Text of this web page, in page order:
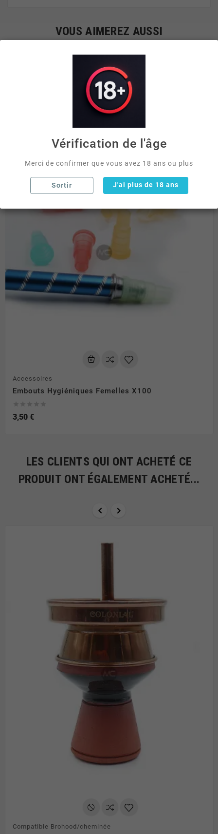
VOUS AIMEREZ AUSSI
Accessoires
Embouts Hygiéniques Femelles X100
3,50 €
LES CLIENTS QUI ONT ACHETÉ CE
PRODUIT ONT ÉGALEMENT ACHETÉ...
 
Compatible Brohood/cheminée
Vérification de l'âge
Merci de confirmer que vous avez 18 ans ou plus
Sortir J'ai plus de 18 ans